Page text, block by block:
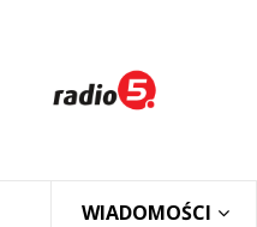
WIADOMOŚCI